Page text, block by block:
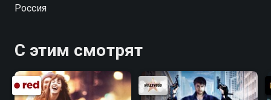
Россия
С этим смотрят